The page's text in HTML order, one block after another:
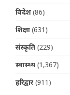
विदेश (86)
शिक्षा (631)
संस्कृति (229)
स्वास्थ्य (1,367)
हरिद्वार (911)